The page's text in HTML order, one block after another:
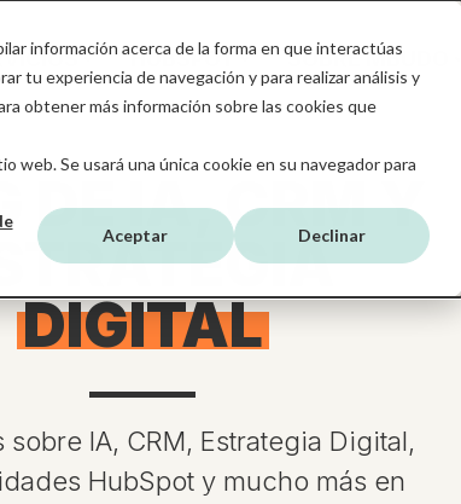
información acerca de la forma en que interactúas
tu experiencia de navegación y para realizar análisis y
obtener más información sobre las cookies que
web. Se usará una única cookie en su navegador para
Aceptar Declinar
HUBSPOT SOBRE MBUDO
DE IA, CRM Y
DIGITAL
IA, CRM, Estrategia Digital,
HubSpot y mucho más en